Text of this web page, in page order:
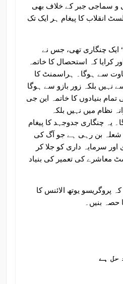
و سماجی جبر کے خلاف بھی
انقلاب کا پیغام ہر ایک تک
ایک چنگاری تھی، جس نے
کرایا کہ استحصال کا خاتمہ
سے ہوگا۔ ہراسمنٹ کا
نہیں بلکہ زور بازو سے ہوگا
بنیادوں کا خاتمہ این جی
نظام میں نہیں بلکہ
چنگاری جدوجہد کا پیغام
شعلہ بن رہی ہے جو آگ کی
سرمایہ داری کو جلا کر
معاشرے کی تعمیر کی بنیاد
پروگریسو یوتھ الائنس کا
بنیں۔
حل ہے